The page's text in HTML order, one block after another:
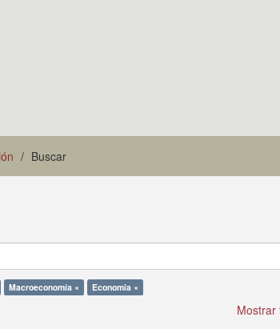
Buscar
Macroeconomía × Economia ×
Mostrar